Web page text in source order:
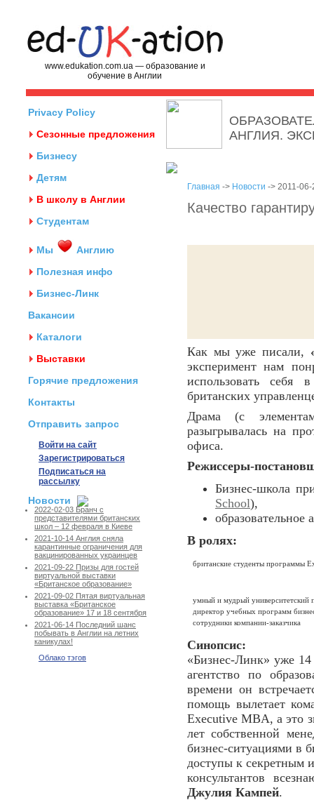
www.edukation.com.ua — образование и
обучение в Англии
Privacy Policy
Сезонные предложения
Бизнесу
Детям
В школу в Англии
Студентам
Мы
Англию
Полезная инфо
Бизнес-Линк
Вакансии
Каталоги
Выставки
Горячие предложения
Контакты
Отправить запрос
Войти на сайт
Зарегистрироваться
Подписаться на
рассылку
Новости
2022-02-03 Бранч с
представителями британских
школ – 12 февраля в Киеве
2021-10-14 Англия сняла
карантинные ограничения для
вакцинированных украинцев
2021-09-22 Призы для гостей
виртуальной выставки
«Британское образование»
2021-09-02 Пятая виртуальная
выставка «Британское
образование» 17 и 18 сентября
2021-06-14 Последний шанс
побывать в Англии на летних
каникулах!
Облако тэгов
АНГЛИЯ.
Главная -> Новости -> 2011-06-
Качество
Как мы уже писали,
эксперимент нам
использовать себя
британских
Драма (с
разыгрывалась на
офиса.
Режиссеры-
Бизнес-школа
School),
образовательное
В ролях:
британские студенты программы
умный и мудрый университетский
директор учебных программ
сотрудники компании-заказчика
Синопсис:
«Бизнес-Линк» уже
агентство по
времени он
помощь вылетает
Executive MBA, а это
лет собственной
бизнес-ситуациями в
доступы к секретным
консультантов
Джулия Кампей.